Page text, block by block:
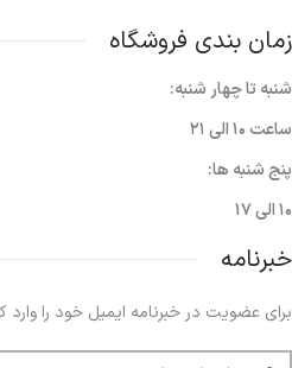
زمان بندی فروشگاه
شنبه تا چهار شنبه:
ساعت ۱۰ الی ۲۱
پنج شنبه ها:
۱۰ الی ۱۷
خبرنامه
برای عضویت در خبرنامه ایمیل خود را وارد